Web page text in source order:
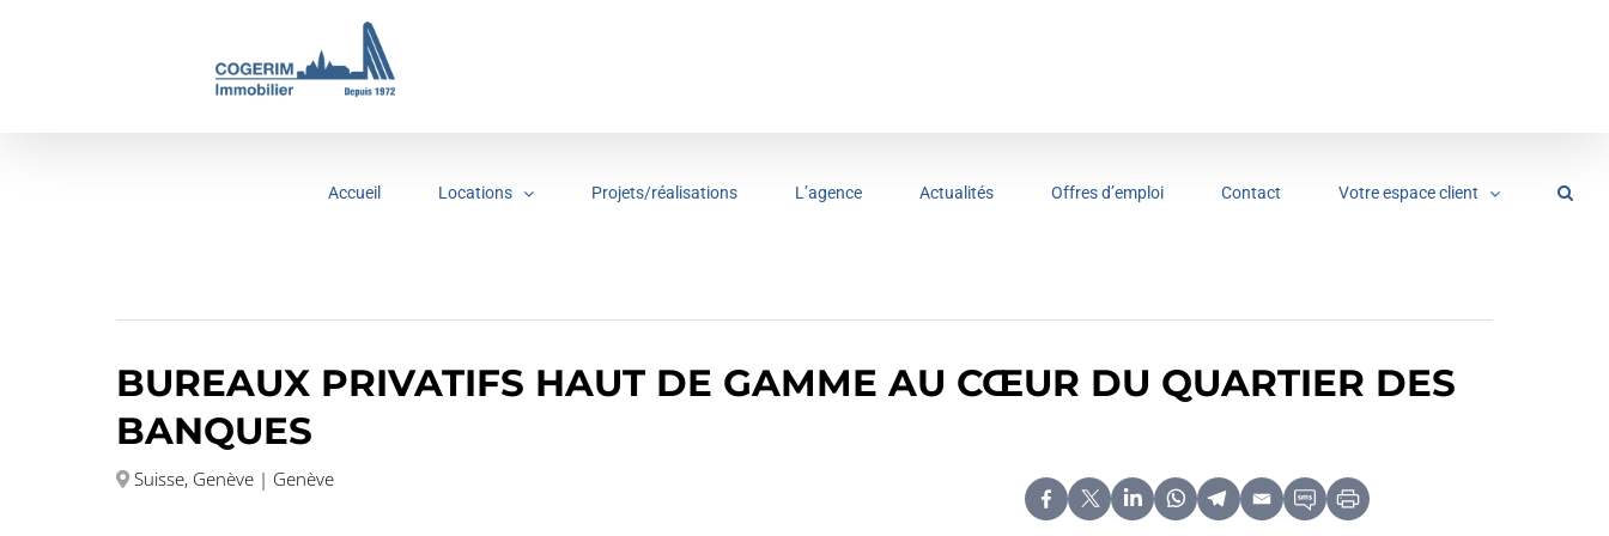
Accueil Locations Projets/réalisations L’agence Actualités Offres d’emploi Contact Votre espace client
BUREAUX PRIVATIFS HAUT DE GAMME AU CŒUR DU QUARTIER DES
BANQUES
Suisse, Genève | Genève